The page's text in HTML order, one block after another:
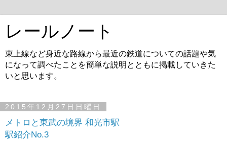
レールノート
東上線など身近な路線から最近の鉄道についての話題や気
になって調べたことを簡単な説明とともに掲載していきた
いと思います。
2015年12月27日日曜日
メトロと東武の境界 和光市駅
駅紹介No.3